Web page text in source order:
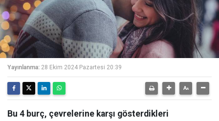
Yayınlanma: 28 Ekim 2024 Pazartesi 20:39
Bu 4 burç, çevrelerine karşı gösterdikleri